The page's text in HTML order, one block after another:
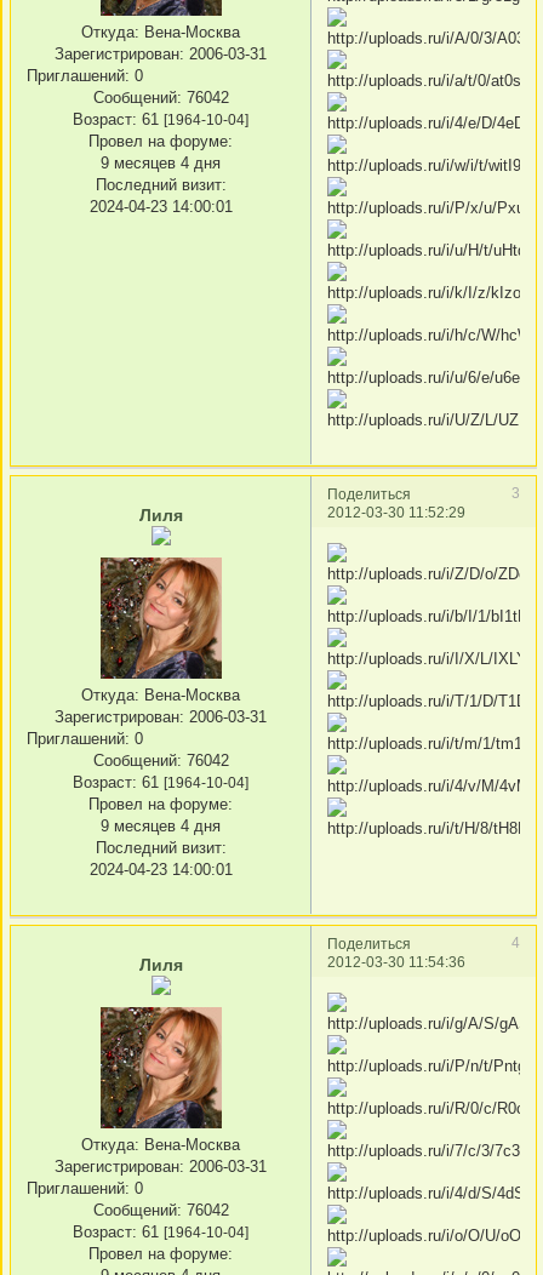
Откуда: Вена-Москва
Зарегистрирован: 2006-03-31
Приглашений: 0
Сообщений: 76042
Возраст: 61 [1964-10-04]
Провел на форуме:
9 месяцев 4 дня
Последний визит:
2024-04-23 14:00:01
Поделиться
3
2012-03-30 11:52:29
Лиля
Откуда: Вена-Москва
Зарегистрирован: 2006-03-31
Приглашений: 0
Сообщений: 76042
Возраст: 61 [1964-10-04]
Провел на форуме:
9 месяцев 4 дня
Последний визит:
2024-04-23 14:00:01
Поделиться
4
2012-03-30 11:54:36
Лиля
Откуда: Вена-Москва
Зарегистрирован: 2006-03-31
Приглашений: 0
Сообщений: 76042
Возраст: 61 [1964-10-04]
Провел на форуме: